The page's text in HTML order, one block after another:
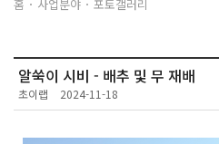
홈 사업분야 포토갤러리
알쑥이 시비 - 배추 및 무 재배
초이랩 2024-11-18